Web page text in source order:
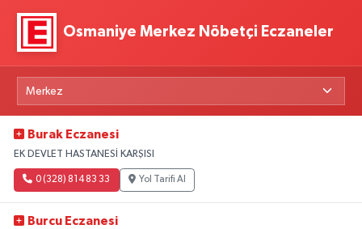
Osmaniye Merkez Nöbetçi Eczaneler
Burak Eczanesi
EK DEVLET HASTANESİ KARŞISI
0 (328) 814 83 33 Yol Tarifi Al
Burcu Eczanesi